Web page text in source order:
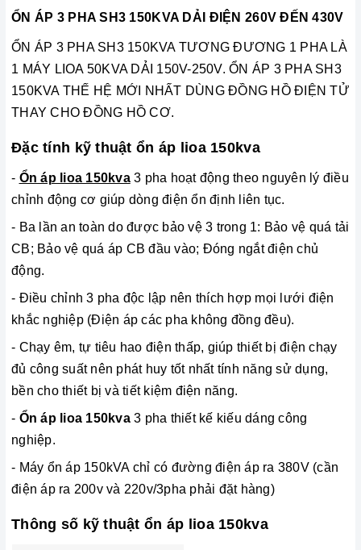
ỔN ÁP 3 PHA SH3 150KVA DẢI ĐIỆN 260V ĐẾN 430V
ỔN ÁP 3 PHA SH3 150KVA TƯƠNG ĐƯƠNG 1 PHA LÀ
1 MÁY LIOA 50KVA DẢI 150V-250V. ỔN ÁP 3 PHA SH3
150KVA THẾ HỆ MỚI NHẤT DÙNG ĐỒNG HỒ ĐIỆN TỬ
THAY CHO ĐỒNG HỒ CƠ.
Đặc tính kỹ thuật ổn áp lioa 150kva
- Ổn áp lioa 150kva3 pha hoạt động theo nguyên lý điều
chỉnh động cơ giúp dòng điện ổn định liên tục.
- Ba lần an toàn do được bảo vệ 3 trong 1: Bảo vệ quá tải
CB; Bảo vệ quá áp CB đầu vào; Đóng ngắt điện chủ
động.
- Điều chỉnh 3 pha độc lập nên thích hợp mọi lưới điện
khắc nghiệp (Điện áp các pha không đồng đều).
- Chạy êm, tự tiêu hao điện thấp, giúp thiết bị điện chạy
đủ công suất nên phát huy tốt nhất tính năng sử dụng,
bền cho thiết bị và tiết kiệm điện năng.
- Ổn áp lioa 150kva3 pha thiết kế kiếu dáng công
nghiệp.
- Máy ổn áp 150kVA chỉ có đường điện áp ra 380V (cần
điện áp ra 200v và 220v/3pha phải đặt hàng)
Thông số kỹ thuật ổn áp lioa 150kva